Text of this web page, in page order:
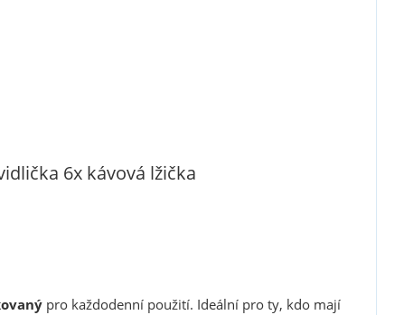
6x kávová lžička
pro každodenní použití. Ideální pro ty, kdo mají